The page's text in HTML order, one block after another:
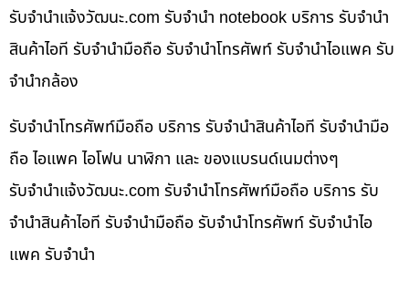
รับจํานําแจ้งวัฒนะ.com รับจำนำ notebook บริการ รับจำนำ
สินค้าไอที รับจำนำมือถือ รับจำนำโทรศัพท์ รับจำนำไอแพค รับ
จำนำกล้อง
รับจำนำโทรศัพท์มือถือ บริการ รับจำนำสินค้าไอที รับจำนำมือ
ถือ ไอแพค ไอโฟน นาฬิกา และ ของแบรนด์เนมต่างๆ
รับจํานําแจ้งวัฒนะ.com รับจำนำโทรศัพท์มือถือ บริการ รับ
จำนำสินค้าไอที รับจำนำมือถือ รับจำนำโทรศัพท์ รับจำนำไอ
แพค รับจำนำ